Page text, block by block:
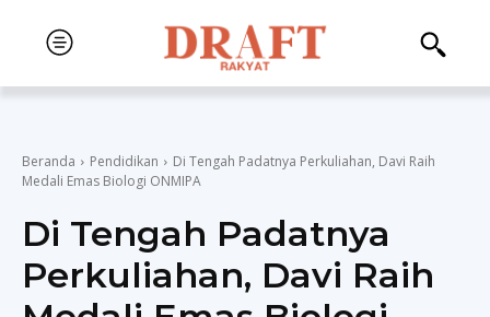
Beranda Pendidikan
Di Tengah Padatnya Perkuliahan, Davi Raih
Medali Emas Biologi ONMIPA
Di Tengah Padatnya
Perkuliahan, Davi Raih